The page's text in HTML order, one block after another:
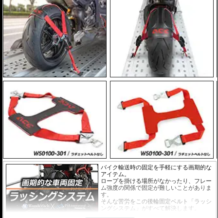
バイク輸送時の固定を手軽にする画期的な
アイテム。
ロープを掛ける場所がなかったり、フレー
ム強度の関係で固定が難しいことがありま
す。
そんな苦労をこの後輪固定ベルト「ラッシ
ングシステム」がすべて解決します。